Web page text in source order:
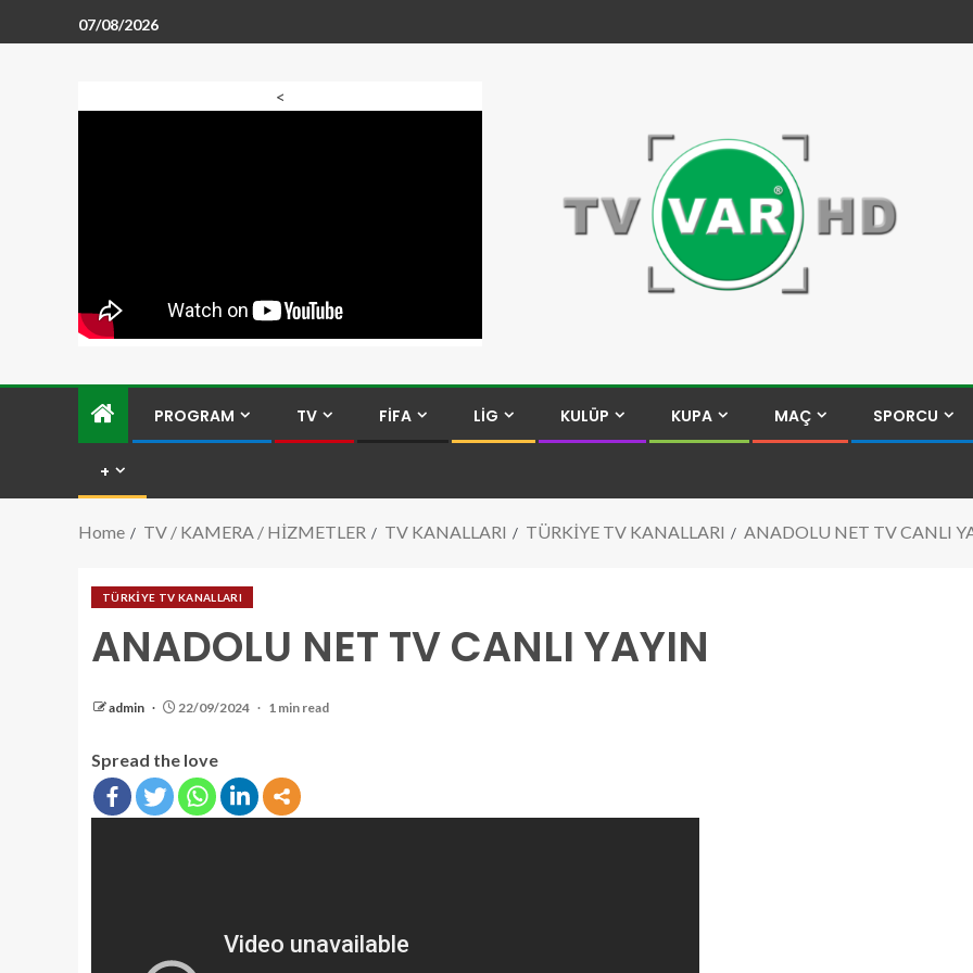
07/08/2026
<
PROGRAM TV FİFA LİG KULÜP KUPA MAÇ SPORCU
+
Home TV / KAMERA / HİZMETLER TV KANALLARI TÜRKİYE TV KANALLARI ANADOLU NET TV CANLI
TÜRKİYE TV KANALLARI
ANADOLU NET TV CANLI YAYIN
admin 22/09/2024 1 min read
Spread the love